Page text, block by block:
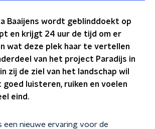
Baaijens wordt geblinddoekt op
en krijgt 24 uur de tijd om er
wat deze plek haar te vertellen
van het project Paradijs in
zij de ziel van het landschap wil
goed luisteren, ruiken en voelen
eind.
een nieuwe ervaring voor de